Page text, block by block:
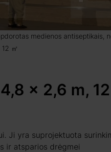
medienos antiseptikais,
㎡
x 2,6 m, 12
Ji yra suprojektuota
ir atsparios drėgmei